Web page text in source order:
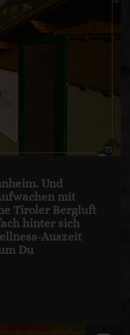
Und
mit
Tiroler Bergluft
hinter sich
Auszeit
Du